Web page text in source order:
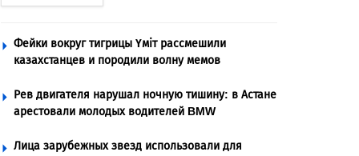
Фейки вокруг тигрицы Үміт рассмешили
казахстанцев и породили волну мемов
Рев двигателя нарушал ночную тишину: в Астане
арестовали молодых водителей BMW
Лица зарубежных звезд использовали для